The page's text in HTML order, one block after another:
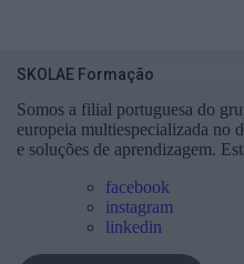
SKOLAE Formação
Somos a filial portuguesa do
europeia multiespecializada no
e soluções de aprendizagem.
facebook
instagram
linkedin